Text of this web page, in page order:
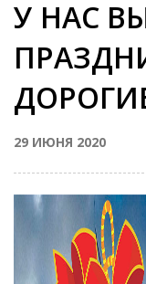
У НАС
29 ИЮНЯ 2020